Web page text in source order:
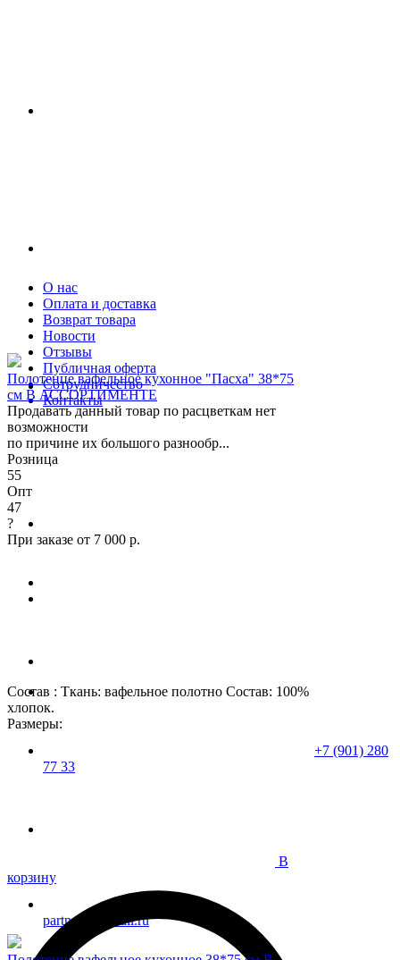
Состав : Ткань: вафельное полотно Состав: 100%
хлопок.
Размеры:
В
корзину
Полотенце вафельное кухонное "Пасха" 38*75
см В АССОРТИМЕНТЕ
Продавать данный товар по расцветкам нет
возможности
по причине их большого разнообр...
Розница
55
Опт
47
?
При заказе от 7 000 р.
О нас
Оплата и доставка
Возврат товара
Новости
Отзывы
Публичная оферта
Сотрудничество
Контакты
+7 (901) 280
77 33
partner37@mail.ru